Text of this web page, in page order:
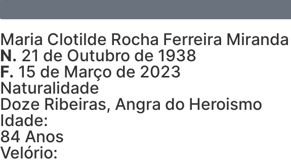
Maria Clotilde Rocha Ferreira Miranda
N. 21 de Outubro de 1938
F. 15 de Março de 2023
Naturalidade
Doze Ribeiras, Angra do Heroismo
Idade:
84 Anos
Velório: